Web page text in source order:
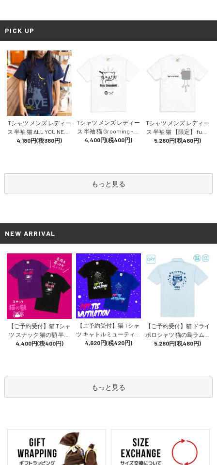
PICK UP
Tシャツ メンズ レディー
ス 半袖 猫 ALL YOU NEED
IS LOVE - ネイビー ネコ
4,180円(税380円)
Tシャツ メンズ レディー
ス 半袖 猫 Grooming - ホ
ワイト ネコ ねこ 猫柄 雑
4,400円(税400円)
Tシャツ メンズ レディー
ス 半袖 猫 【限定】 funn
y cat - ホワイト ネコ ねこ
5,280円(税480円)
もっと見る
NEW ARRIVAL
【ご予約受付】猫 Tシャ
ツ スナック 猫の額 半袖
メンズ レディース 昭和
4,400円(税400円)
【ご予約受付】猫 Tシャ
ツ キャトルミューティレ
ーション 半袖 メンズ レ
4,620円(税420円)
【ご予約受付】猫 ドライ
ポロシャツ 猫の島ラムネ
メンズ レディース 半袖
5,280円(税480円)
もっと見る